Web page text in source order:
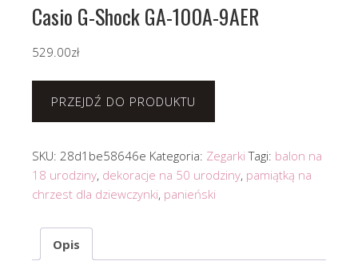
Casio G-Shock GA-100A-9AER
529.00zł
PRZEJDŹ DO PRODUKTU
SKU: 28d1be58646e Kategoria: Zegarki Tagi: balon na
18 urodziny, dekoracje na 50 urodziny, pamiątką na
chrzest dla dziewczynki, panieński
Opis